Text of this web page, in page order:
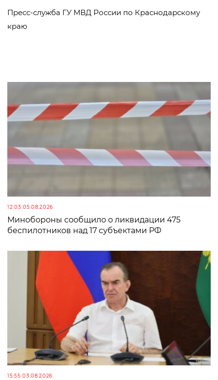
Пресс-служба ГУ МВД России по Краснодарскому
краю
12:03 05.08.2026
Минобороны сообщило о ликвидации 475
беспилотников над 17 субъектами РФ
15:55 03.08.2026